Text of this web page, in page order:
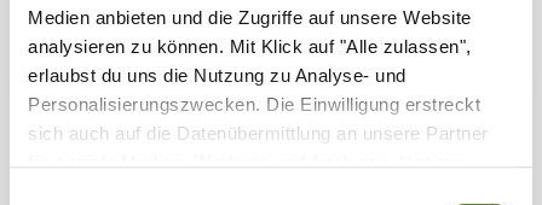
Medien anbieten und die Zugriffe auf unsere Website
analysieren zu können. Mit Klick auf "Alle zulassen",
erlaubst du uns die Nutzung zu Analyse- und
Personalisierungszwecken. Die Einwilligung erstreckt
sich auch auf die Datenübermittlung an unsere Partner
für soziale Medien, Werbung und Analysen. Unsere